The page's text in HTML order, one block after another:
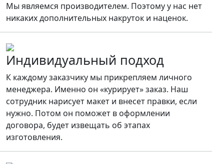
Мы являемся производителем. Поэтому у нас нет
никаких дополнительных накруток и наценок.
Индивидуальный подход
К каждому заказчику мы прикрепляем личного
менеджера. Именно он «курирует» заказ. Наш
сотрудник нарисует макет и внесет правки, если
нужно. Потом он поможет в оформлении
договора, будет извещать об этапах
изготовления.